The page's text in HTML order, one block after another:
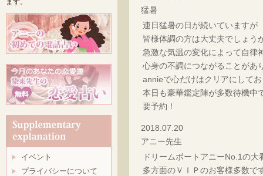
ます。
イベント
プライバシーについて
猛暑
連日猛暑の日が続いていますが
皆様体調の方は大丈夫でしょう
急激な気温の変化によって自律
心身の不調につながることがあ
annieで心だけはクリアにして
本日も豪華鑑定陣が多数待機中
要予約！
2018.07.20
アニー先生
ドリームボートアニーNo.1の大
多方面のＶＩＰのお客様多数で